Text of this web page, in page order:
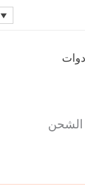
الشحن